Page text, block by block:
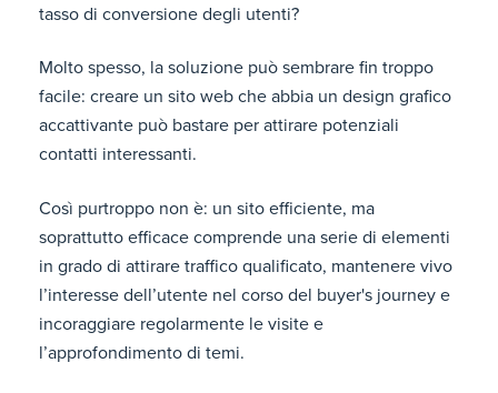
tasso di conversione degli utenti?
Molto spesso, la soluzione può sembrare fin troppo
facile: creare un sito web che abbia un design grafico
accattivante può bastare per attirare potenziali
contatti interessanti.
Così purtroppo non è: un sito efficiente, ma
soprattutto efficace comprende una serie di elementi
in grado di attirare traffico qualificato, mantenere vivo
l’interesse dell’utente nel corso del buyer's journey e
incoraggiare regolarmente le visite e
l’approfondimento di temi.